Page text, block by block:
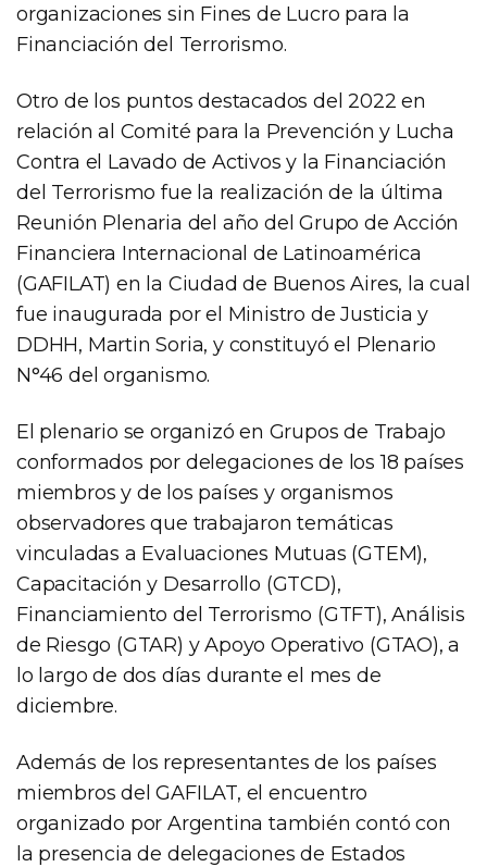
organizaciones sin Fines de Lucro para la
Financiación del Terrorismo.
Otro de los puntos destacados del 2022 en
relación al Comité para la Prevención y Lucha
Contra el Lavado de Activos y la Financiación
del Terrorismo fue la realización de la última
Reunión Plenaria del año del Grupo de Acción
Financiera Internacional de Latinoamérica
(GAFILAT) en la Ciudad de Buenos Aires, la cual
fue inaugurada por el Ministro de Justicia y
DDHH, Martin Soria, y constituyó el Plenario
N°46 del organismo.
El plenario se organizó en Grupos de Trabajo
conformados por delegaciones de los 18 países
miembros y de los países y organismos
observadores que trabajaron temáticas
vinculadas a Evaluaciones Mutuas (GTEM),
Capacitación y Desarrollo (GTCD),
Financiamiento del Terrorismo (GTFT), Análisis
de Riesgo (GTAR) y Apoyo Operativo (GTAO), a
lo largo de dos días durante el mes de
diciembre.
Además de los representantes de los países
miembros del GAFILAT, el encuentro
organizado por Argentina también contó con
la presencia de delegaciones de Estados